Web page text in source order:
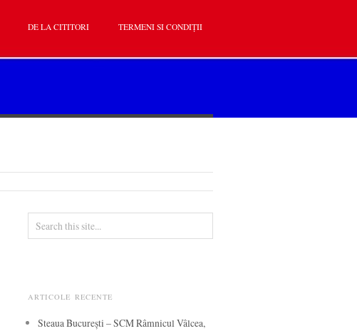
DE LA CITITORI TERMENI SI CONDIȚII
ARTICOLE RECENTE
Steaua București – SCM Râmnicul Vâlcea,